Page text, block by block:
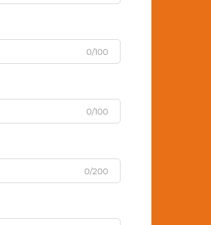
0/100
0/100
0/200